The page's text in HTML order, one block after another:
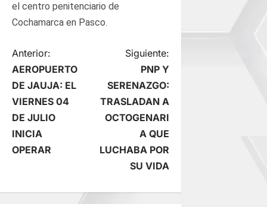
el centro penitenciario de
Cochamarca en Pasco.
N
a
v
e
a
Anterior:
AEROPUERTO
DE JAUJA: EL
VIERNES 04
DE JULIO
INICIA
OPERAR
Siguiente:
PNP Y
SERENAZGO:
TRASLADAN A
OCTOGENARI
A QUE
LUCHABA POR
SU VIDA